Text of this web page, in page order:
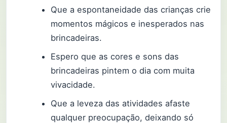
Que a espontaneidade das crianças crie
momentos mágicos e inesperados nas
brincadeiras.
Espero que as cores e sons das
brincadeiras pintem o dia com muita
vivacidade.
Que a leveza das atividades afaste
qualquer preocupação, deixando só